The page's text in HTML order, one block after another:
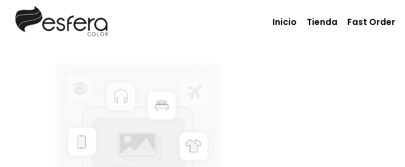
Inicio Tienda Fast Order